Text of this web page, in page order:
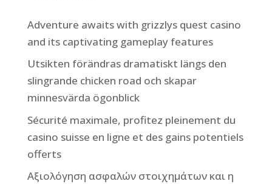
Adventure awaits with grizzlys quest casino
and its captivating gameplay features
Utsikten förändras dramatiskt längs den
slingrande chicken road och skapar
minnesvärda ögonblick
Sécurité maximale, profitez pleinement du
casino suisse en ligne et des gains potentiels
offerts
Αξιολόγηση ασφαλών στοιχημάτων και η